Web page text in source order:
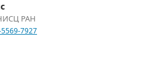
РАН
7927